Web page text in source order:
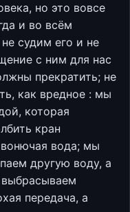
но это вовсе
и во всём
судим его и не
с ним для нас
прекратить; не
как вредное : мы
которая
кран
вода; мы
другую воду, а
передача, а